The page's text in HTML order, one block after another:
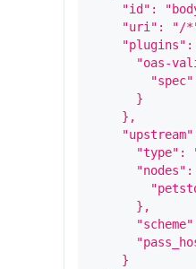
"id":
"uri": "/
"plugins":
"oas-
      }
    },
"type":
"nodes":
      },
    }